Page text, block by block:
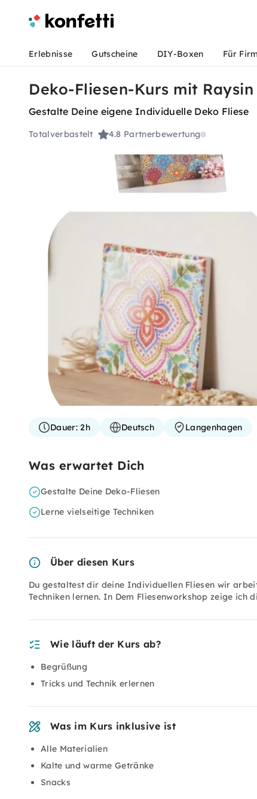
Erlebnisse Gutscheine DIY-Boxen Für
Deko-Fliesen-Kurs mit
Gestalte Deine eigene Individuelle Deko Fliese
Totalverbastelt 4.8 Partnerbewertung
Dauer:2h Deutsch Langenhagen
Was erwartet Dich
Gestalte Deine Deko-Fliesen
Lerne vielseitige Techniken
Über diesen Kurs
Du gestaltest dir deine Individuellen Fliesen wir
Techniken lernen. In Dem Fliesenworkshop zeige ich
Wie läuft der Kurs ab?
Begrüßung
Tricks und Technik erlernen
Was im Kurs inklusive ist
Alle Materialien
Kalte und warme Getränke
Snacks